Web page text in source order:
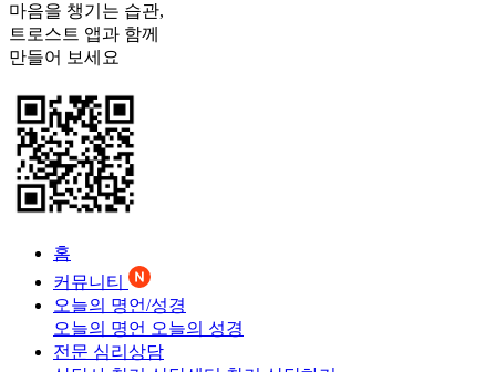
마음을 챙기는 습관,
트로스트 앱과 함께
만들어 보세요
홈
커뮤니티
오늘의 명언/성경
오늘의 명언 오늘의 성경
전문 심리상담